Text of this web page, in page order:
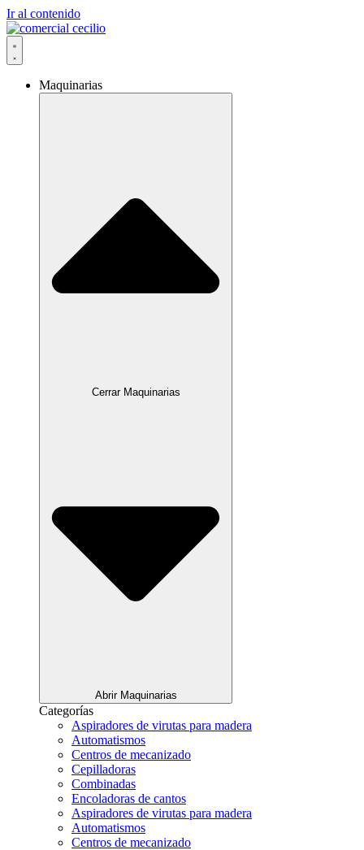
Ir al contenido
Maquinarias
Cerrar Maquinarias
Abrir Maquinarias
Categorías
Aspiradores de virutas para madera
Automatismos
Centros de mecanizado
Cepilladoras
Combinadas
Encoladoras de cantos
Aspiradores de virutas para madera
Automatismos
Centros de mecanizado